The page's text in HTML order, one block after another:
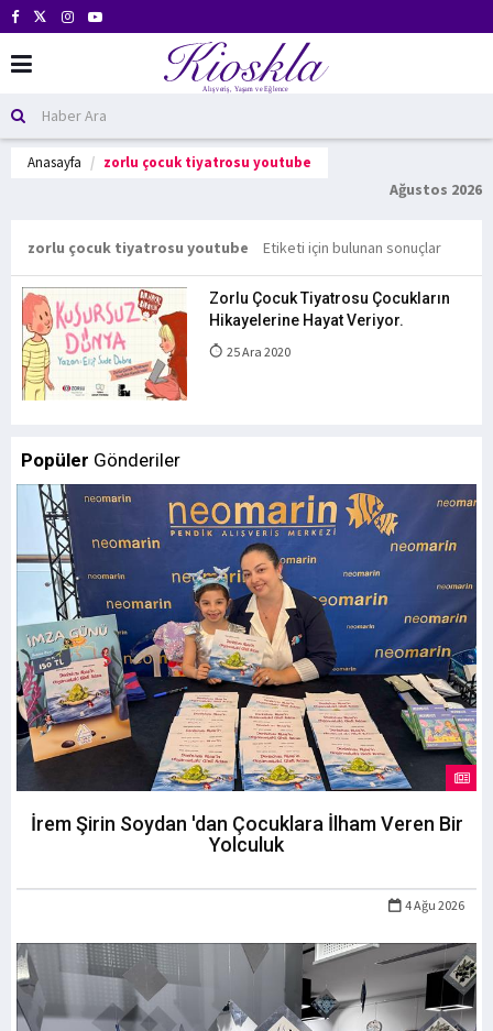
Anasayfa zorlu çocuk tiyatrosu youtube
Ağustos 2026
zorlu çocuk tiyatrosu youtube Etiketi için bulunan sonuçlar
Zorlu Çocuk Tiyatrosu Çocukların
Hikayelerine Hayat Veriyor.
25 Ara 2020
Popüler Gönderiler
İrem Şirin Soydan 'dan Çocuklara İlham Veren Bir
Yolculuk
4 Ağu 2026